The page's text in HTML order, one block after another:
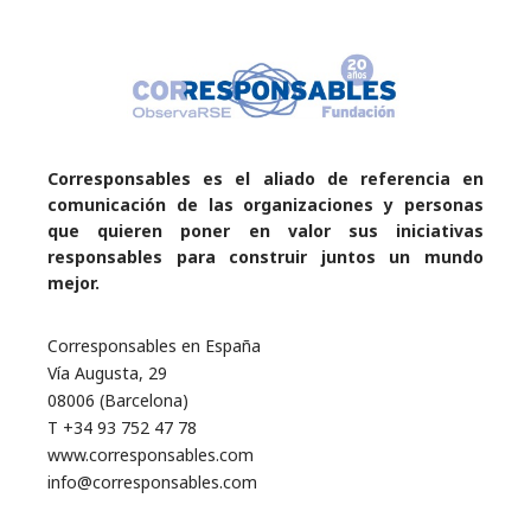
Corresponsables es el aliado de referencia en
comunicación de las organizaciones y personas
que quieren poner en valor sus iniciativas
responsables para construir juntos un mundo
mejor.
Corresponsables en España
Vía Augusta, 29
08006 (Barcelona)
T +34 93 752 47 78
www.corresponsables.com
info@corresponsables.com